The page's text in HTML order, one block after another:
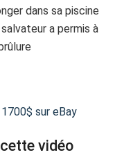
dans sa piscine
a permis à
sur eBay
vidéo